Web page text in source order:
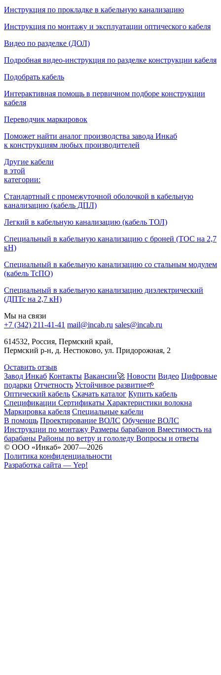
Инструкция по прокладке в кабельную канализацию
Инструкция по монтажу и эксплуатации оптического кабеля
Видео по разделке (ДОЛ)
Подробная видео-инструкция по разделке конструкции кабеля
Подобрать кабель
Интерактивная помощь в первичном подборе конструкции
кабеля
Переводчик маркировок
Поможет найти аналог производства завода Инкаб
к конструкциям любых производителей
Другие кабели
в этой
категории:
Стандартный с промежуточной оболочкой в кабельную
канализацию (кабель ДПЛ)
Легкий в кабельную канализацию (кабель ТОЛ)
Специальный в кабельную канализацию с броней (ТОC на 2,7
кН)
Специальный в кабельную канализацию со стальным модулем
(кабель ТсПО)
Специальный в кабельную канализацию диэлектрический
(ДПТс на 2,7 кН)
Мы на связи
+7 (342) 211-41-41 mail@incab.ru sales@incab.ru
614532, Россия, Пермский край,
Пермский р-н, д. Нестюково, ул. Придорожная, 2
Оставить отзыв
Завод Инкаб Контакты Вакансии🚀 Новости Видео Цифровые
подарки Отчетность Устойчивое развитие🌱
Оптический кабель Скачать каталог Купить кабель
Спецификации Сертификаты Характеристики волокна
Маркировка кабеля Специальные кабели
В помощь Проектирование ВОЛС Обучение ВОЛС
Инструкции по монтажу Размеры барабанов Вместимость на
барабаны Районы по ветру и гололеду Вопросы и ответы
© ООО «Инкаб» 2007—2026
Политика конфиденциальности
Разработка сайта — Yep!